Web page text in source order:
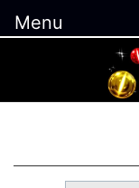
Menu